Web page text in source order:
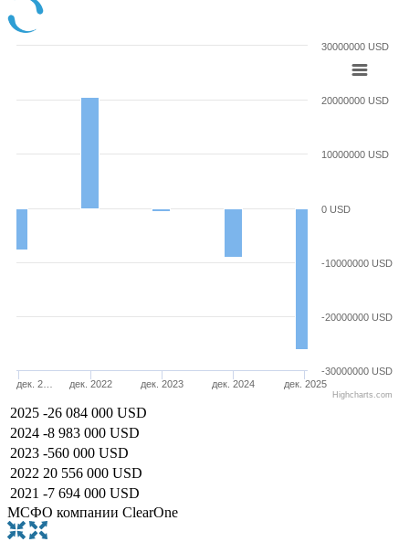
дек. 2… дек. 2022 дек. 2023 дек. 2024 дек. 2025
-30000000 USD
-20000000 USD
-10000000 USD
0 USD
10000000 USD
20000000 USD
30000000 USD
Highcharts.com
2025 -26 084 000 USD
2024 -8 983 000 USD
2023 -560 000 USD
2022 20 556 000 USD
2021 -7 694 000 USD
МСФО компании ClearOne